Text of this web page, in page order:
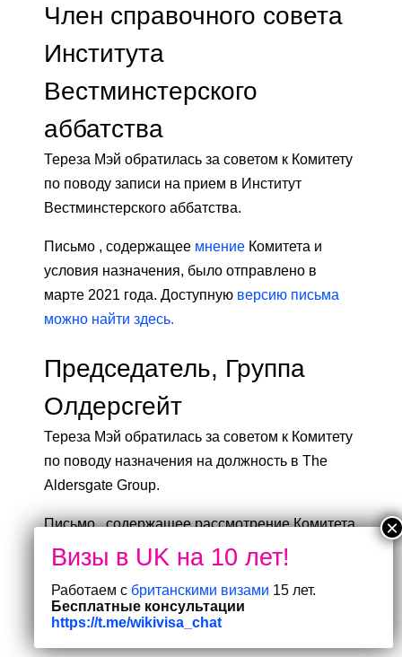
Член справочного совета
Института
Вестминстерского
аббатства
Тереза ​​Мэй обратилась за советом к Комитету
по поводу записи на прием в Институт
Вестминстерского аббатства.
Письмо , содержащее мнение Комитета и
условия назначения, было отправлено в
марте 2021 года. Доступную версию письма
можно найти здесь.
Председатель, Группа
Олдерсгейт
Тереза ​​Мэй обратилась за советом к Комитету
по поводу назначения на должность в The
Aldersgate Group.
Письмо , содержащее рассмотрение Комитета
и условия назначения, было отправлено в мае
2021 года. Доступную версиюписьмаможно
найти здесь.
Работаем с британскими визами 15 лет.
Бесплатные консультации
https://t.me/wikivisa_chat